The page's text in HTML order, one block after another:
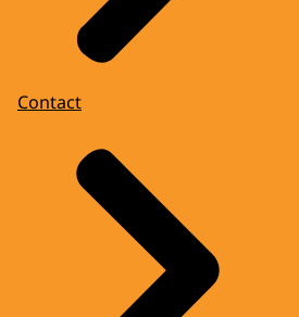
Contact